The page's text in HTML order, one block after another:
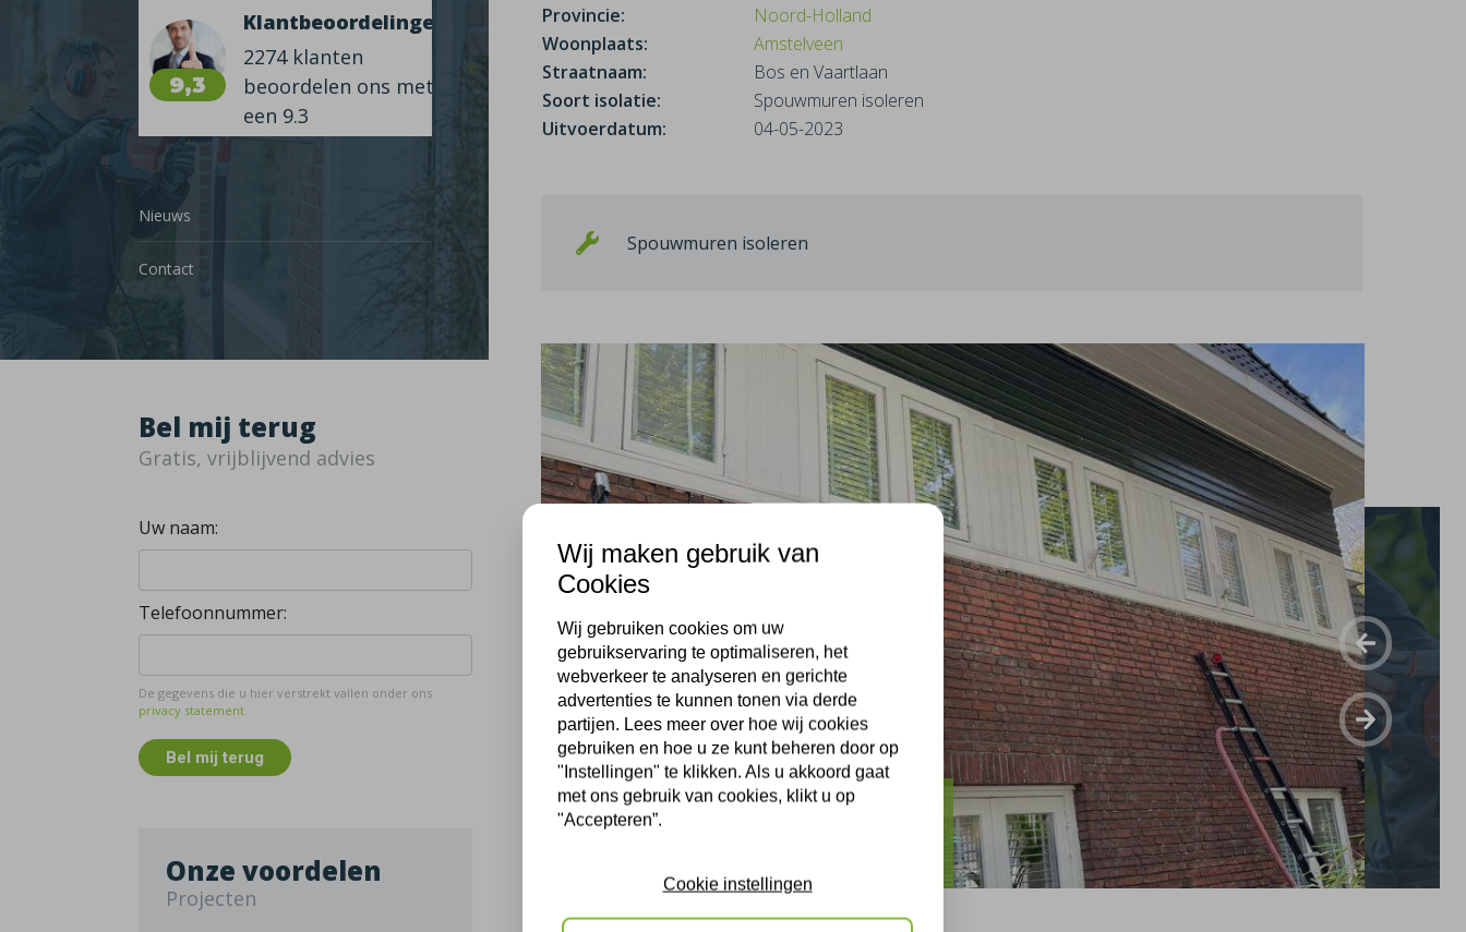
9,3
Klantbeoordelingen
2274 klanten
beoordelen ons met
een 9.3
Nieuws
Contact
Bel mij terug
Gratis, vrijblijvend advies
Uw naam:
Telefoonnummer:
De gegevens die u hier verstrekt vallen onder ons
privacy statement.
Bel mij terug
Onze voordelen
Projecten
Provincie:
Noord-Holland
Woonplaats:
Amstelveen
Straatnaam:
Bos en Vaartlaan
Soort isolatie:
Spouwmuren isoleren
Uitvoerdatum:
04-05-2023
Spouwmuren isoleren
Amstelveen
Wij maken gebruik van
Cookies
Wij gebruiken cookies om uw
gebruikservaring te optimaliseren, het
webverkeer te analyseren en gerichte
advertenties te kunnen tonen via derde
partijen. Lees meer over hoe wij cookies
gebruiken en hoe u ze kunt beheren door op
"Instellingen" te klikken. Als u akkoord gaat
met ons gebruik van cookies, klikt u op
"Accepteren”.
Cookie instellingen